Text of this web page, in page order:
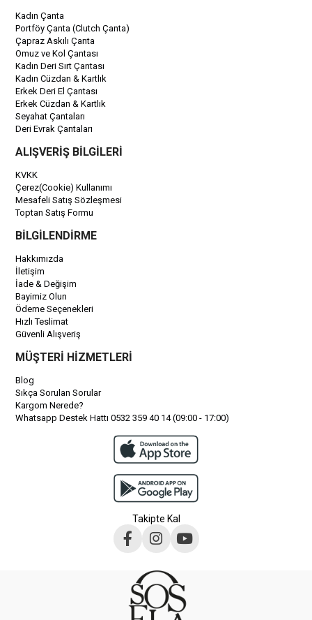
Kadın Çanta
Portföy Çanta (Clutch Çanta)
Çapraz Askılı Çanta
Omuz ve Kol Çantası
Kadın Deri Sırt Çantası
Kadın Cüzdan & Kartlık
Erkek Deri El Çantası
Erkek Cüzdan & Kartlık
Seyahat Çantaları
Deri Evrak Çantaları
ALIŞVERİŞ BİLGİLERİ
KVKK
Çerez(Cookie) Kullanımı
Mesafeli Satış Sözleşmesi
Toptan Satış Formu
BİLGİLENDİRME
Hakkımızda
İletişim
İade & Değişim
Bayimiz Olun
Ödeme Seçenekleri
Hızlı Teslimat
Güvenli Alışveriş
MÜŞTERİ HİZMETLERİ
Blog
Sıkça Sorulan Sorular
Kargom Nerede?
Whatsapp Destek Hattı 0532 359 40 14 (09:00 - 17:00)
Takipte Kal